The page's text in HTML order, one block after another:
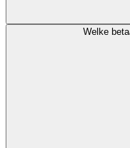
Welke